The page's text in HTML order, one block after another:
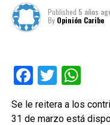
Published 5 años
By Opinión Caribe
Facebook
Twitter
Se le reitera a los
31 de marzo está